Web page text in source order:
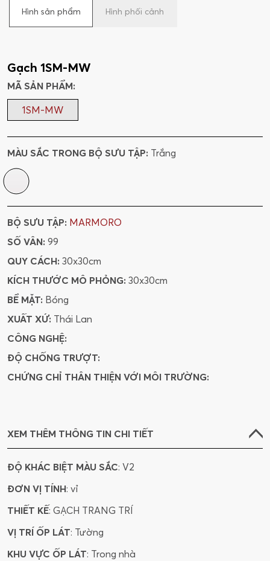
Hình sản phẩm Hình phối cảnh
Gạch 1SM-MW
MÃ SẢN PHẨM:
1SM-MW
MÀU SẮC TRONG BỘ SƯU TẬP: Trắng
BỘ SƯU TẬP: MARMORO
SỐ VÂN: 99
QUY CÁCH: 30x30cm
KÍCH THƯỚC MÔ PHỎNG: 30x30cm
BỀ MẶT: Bóng
XUẤT XỨ: Thái Lan
CÔNG NGHỆ:
ĐỘ CHỐNG TRƯỢT:
CHỨNG CHỈ THÂN THIỆN VỚI MÔI TRƯỜNG:
XEM THÊM THÔNG TIN CHI TIẾT
ĐỘ KHÁC BIỆT MÀU SẮC: V2
ĐƠN VỊ TÍNH: vỉ
THIẾT KẾ: GẠCH TRANG TRÍ
VỊ TRÍ ỐP LÁT: Tường
KHU VỰC ỐP LÁT: Trong nhà